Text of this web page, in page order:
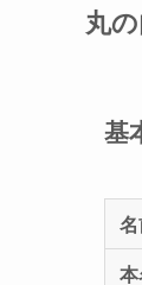
丸
基
本